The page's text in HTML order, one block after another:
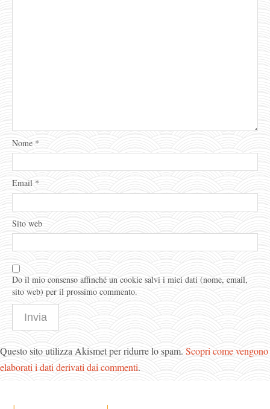
Nome *
Email *
Sito web
Do il mio consenso affinché un cookie salvi i miei dati (nome, email,
sito web) per il prossimo commento.
Questo sito utilizza Akismet per ridurre lo spam. Scopri come vengono
elaborati i dati derivati dai commenti.